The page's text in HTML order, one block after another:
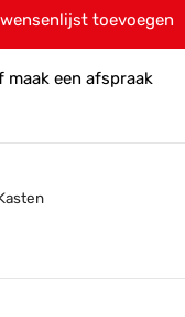
toevoegen
maak een afspraak